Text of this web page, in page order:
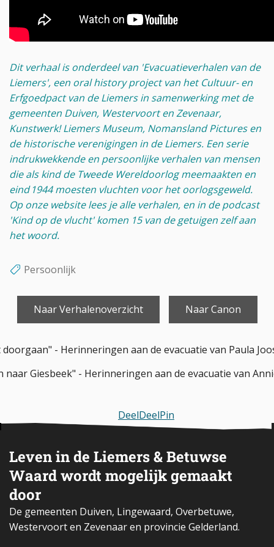
Dit verhaal is onderdeel van 'Evacuatieverhalen van de
Liemers', een oral history project van het Cultuur- en
Erfgoedpact van de Liemers in samenwerking met de
gemeenten Duiven, Westervoort en Zevenaar,
Kunstwerk! Liemers Museum, Nomansland Pictures en
de historische verenigingen in de Liemers. Een serie
indrukwekkende en persoonlijke verhalen van mensen
die als kind de Tweede Wereldoorlog meemaakten en
eind 1944 moesten vluchten voor het oorlogsgeweld.
Op onze website lees je alle verhalen, en in de podcast
'Kind op de vlucht' komen 15 van de getuigen zelf aan
het woord.
Persoonlijk
Naar Verhalenoverzicht Naar Canon
doorgaan" - Herinneringen aan de evacuatie van Paula
naar Giesbeek" - Herinneringen aan de evacuatie van
DeelDeelPin
Leven in de Liemers & Betuwse
Waard wordt mogelijk gemaakt
door
De gemeenten Duiven, Lingewaard, Overbetuwe,
Westervoort en Zevenaar en provincie Gelderland.